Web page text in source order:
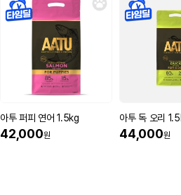
아투 퍼피 연어 1.5kg
42,000원
아투 독 오리
44,000원